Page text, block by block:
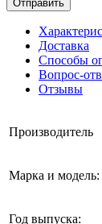
Отправить
Доставка
Способы
Вопрос-
Отзывы
Производитель
Марка и модель:
Год выпуска: